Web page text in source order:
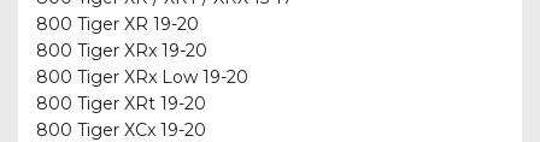
800 Tiger XR 19-20
800 Tiger XRx 19-20
800 Tiger XRx Low 19-20
800 Tiger XRt 19-20
800 Tiger XCx 19-20